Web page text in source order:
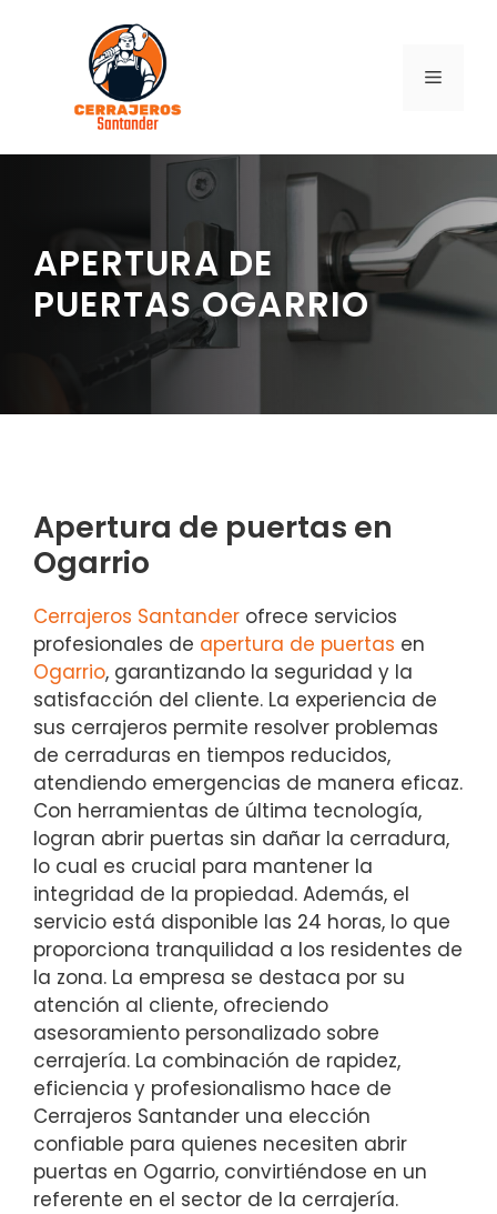
contenido
MENÚ
APERTURA DE
PUERTAS OGARRIO
Apertura de puertas en
Ogarrio
Cerrajeros Santander ofrece servicios
profesionales de apertura de puertas en
Ogarrio, garantizando la seguridad y la
satisfacción del cliente. La experiencia de
sus cerrajeros permite resolver problemas
de cerraduras en tiempos reducidos,
atendiendo emergencias de manera eficaz.
Con herramientas de última tecnología,
logran abrir puertas sin dañar la cerradura,
lo cual es crucial para mantener la
integridad de la propiedad. Además, el
servicio está disponible las 24 horas, lo que
proporciona tranquilidad a los residentes de
la zona. La empresa se destaca por su
atención al cliente, ofreciendo
asesoramiento personalizado sobre
cerrajería. La combinación de rapidez,
eficiencia y profesionalismo hace de
Cerrajeros Santander una elección
confiable para quienes necesiten abrir
puertas en Ogarrio, convirtiéndose en un
referente en el sector de la cerrajería.